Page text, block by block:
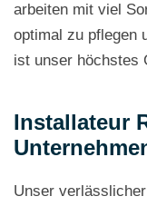
arbeiten mit viel
optimal zu pflegen
ist unser höchstes
Installateur
Unser verlässlicher